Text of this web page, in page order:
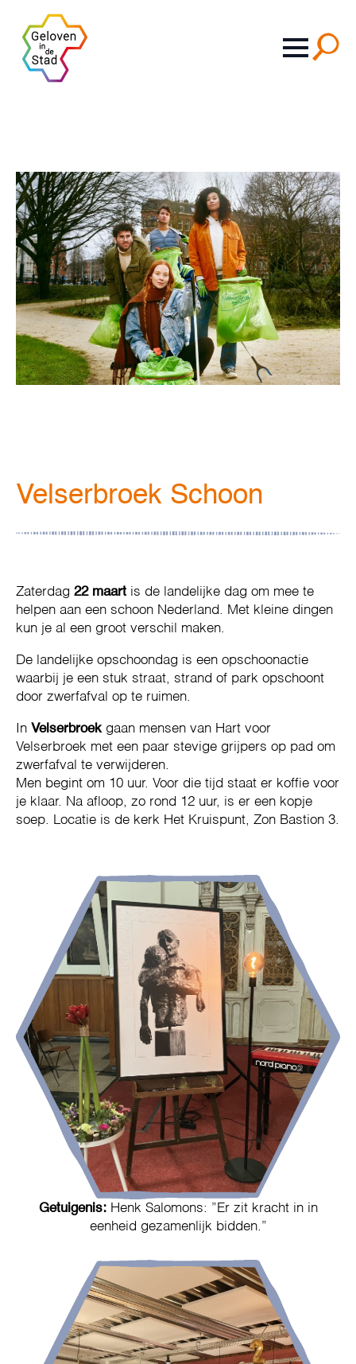
Velserbroek Schoon
Zaterdag 22 maart is de landelijke dag om mee te
helpen aan een schoon Nederland. Met kleine dingen
kun je al een groot verschil maken.
De landelijke opschoondag is een opschoonactie
waarbij je een stuk straat, strand of park opschoont
door zwerfafval op te ruimen.
In Velserbroekgaan mensen van Hart voor
Velserbroek met een paar stevige grijpers op pad om
zwerfafval te verwijderen.
Men begint om 10 uur. Voor die tijd staat er koffie voor
je klaar. Na afloop, zo rond 12 uur, is er een kopje
soep. Locatie is de kerk Het Kruispunt, Zon Bastion 3.
Getuigenis: Henk Salomons: ”Er zit kracht in in
eenheid gezamenlijk bidden.”